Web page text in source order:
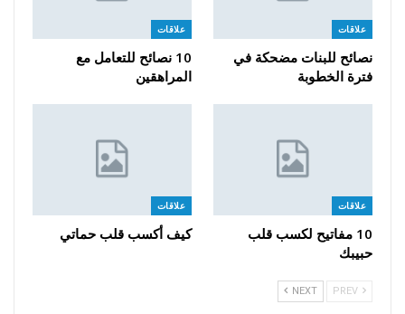
علاقات
نصائح للبنات مضحكة في
فترة الخطوبة
علاقات
10 نصائح للتعامل مع
المراهقين
علاقات
10 مفاتيح لكسب قلب
حبيبك
علاقات
كيف أكسب قلب حماتي
NEXT